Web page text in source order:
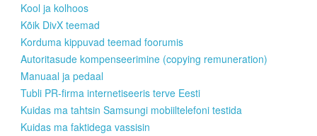
Kool ja kolhoos
Kõik DivX teemad
Korduma kippuvad teemad foorumis
Autoritasude kompenseerimine (copying remuneration)
Manuaal ja pedaal
Tubli PR-firma internetiseeris terve Eesti
Kuidas ma tahtsin Samsungi mobiiltelefoni testida
Kuidas ma faktidega vassisin